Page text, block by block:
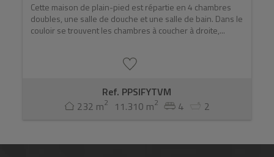
Cette maison de plain-pied est répartie en 4 chambres
doubles, une salle de douche et une salle de bain. Dans le
couloir se trouvent les chambres à coucher à droite,...
Ref. PPSIFYTVM
232 m2 11.310 m2 4 2